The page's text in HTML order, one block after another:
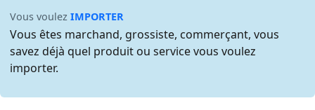
Vous voulezIMPORTER
Vous êtes marchand, grossiste, commerçant, vous
savez déjà quel produit ou service vous voulez
importer.